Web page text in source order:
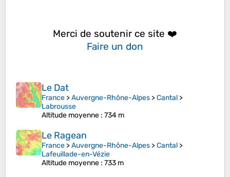
Merci de soutenir ce site ❤️
Faire un don
Le Dat
France >Auvergne-Rhône-Alpes >Cantal >
Labrousse
Altitude moyenne : 734 m
Le Ragean
France >Auvergne-Rhône-Alpes >Cantal >
Lafeuillade-en-Vézie
Altitude moyenne : 733 m